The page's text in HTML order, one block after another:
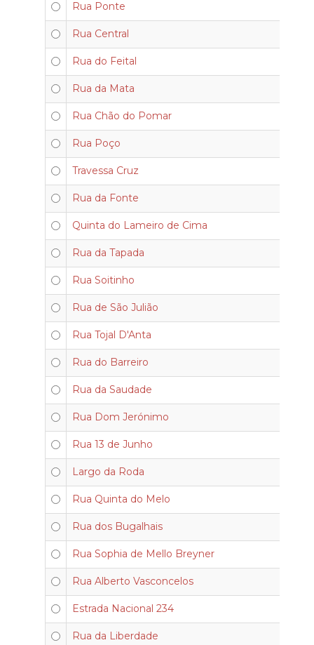
Rua Ponte
Rua Central
Rua do Feital
Rua da Mata
Rua Chão do Pomar
Rua Poço
Travessa Cruz
Rua da Fonte
Quinta do Lameiro de Cima
Rua da Tapada
Rua Soitinho
Rua de São Julião
Rua Tojal D'Anta
Rua do Barreiro
Rua da Saudade
Rua Dom Jerónimo
Rua 13 de Junho
Largo da Roda
Rua Quinta do Melo
Rua dos Bugalhais
Rua Sophia de Mello Breyner
Rua Alberto Vasconcelos
Estrada Nacional 234
Rua da Liberdade